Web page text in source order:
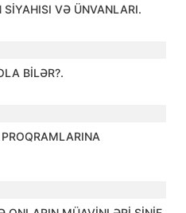
VƏ ÜNVANLARI.
BİLƏR?.